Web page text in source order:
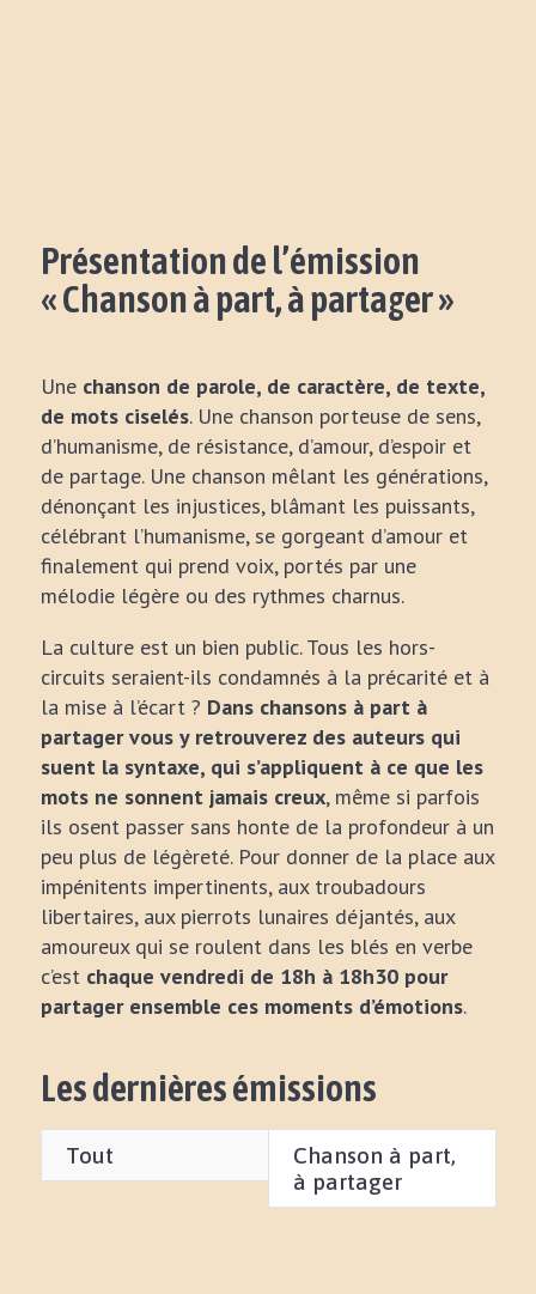
Présentation de l’émission
« Chanson à part, à partager »
Une chanson de parole, de caractère, de texte,
de mots ciselés. Une chanson porteuse de sens,
d’humanisme, de résistance, d’amour, d’espoir et
de partage. Une chanson mêlant les générations,
dénonçant les injustices, blâmant les puissants,
célébrant l’humanisme, se gorgeant d’amour et
finalement qui prend voix, portés par une
mélodie légère ou des rythmes charnus.
La culture est un bien public. Tous les hors-
circuits seraient-ils condamnés à la précarité et à
la mise à l’écart ? Dans chansons à part à
partager vous y retrouverez des auteurs qui
suent la syntaxe, qui s’appliquent à ce que les
mots ne sonnent jamais creux, même si parfois
ils osent passer sans honte de la profondeur à un
peu plus de légèreté. Pour donner de la place aux
impénitents impertinents, aux troubadours
libertaires, aux pierrots lunaires déjantés, aux
amoureux qui se roulent dans les blés en verbe
c’est chaque vendredi de 18h à 18h30 pour
partager ensemble ces moments d’émotions.
Les dernières émissions
Tout
Chanson à part,
à partager